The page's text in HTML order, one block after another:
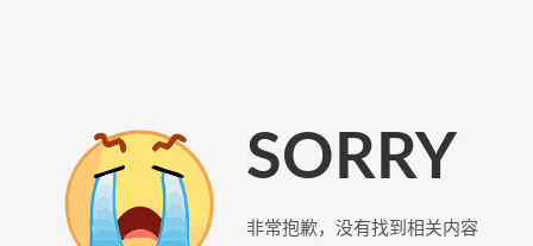
SORRY
非常抱歉，没有找到相关内容